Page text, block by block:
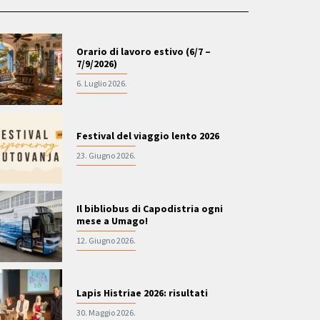
Orario di lavoro estivo (6/7 –
7/9/2026)
6. Luglio 2026.
Festival del viaggio lento 2026
23. Giugno 2026.
Il bibliobus di Capodistria ogni
mese a Umago!
12. Giugno 2026.
Lapis Histriae 2026: risultati
30. Maggio 2026.